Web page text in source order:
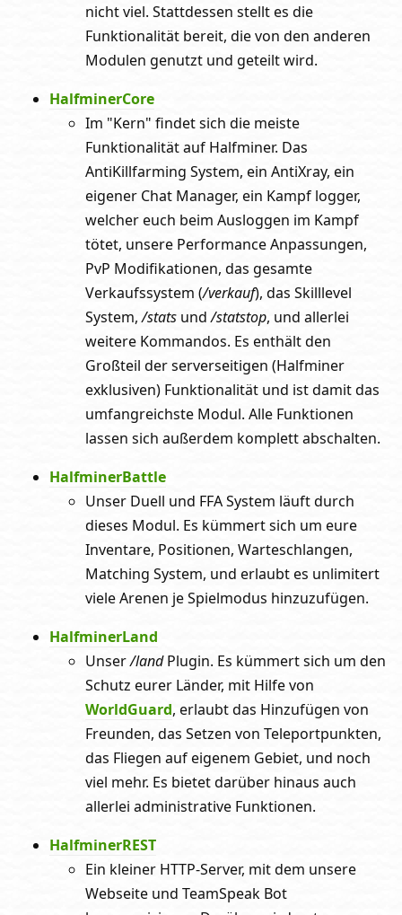
nicht viel. Stattdessen stellt es die
Funktionalität bereit, die von den anderen
Modulen genutzt und geteilt wird.
HalfminerCore
Im "Kern" findet sich die meiste
Funktionalität auf Halfminer. Das
AntiKillfarming System, ein AntiXray, ein
eigener Chat Manager, ein Kampf logger,
welcher euch beim Ausloggen im Kampf
tötet, unsere Performance Anpassungen,
PvP Modifikationen, das gesamte
Verkaufssystem (/verkauf), das Skilllevel
System,/stats und/statstop, und allerlei
weitere Kommandos. Es enthält den
Großteil der serverseitigen (Halfminer
exklusiven) Funktionalität und ist damit das
umfangreichste Modul. Alle Funktionen
lassen sich außerdem komplett abschalten.
HalfminerBattle
Unser Duell und FFA System läuft durch
dieses Modul. Es kümmert sich um eure
Inventare, Positionen, Warteschlangen,
Matching System, und erlaubt es unlimitert
viele Arenen je Spielmodus hinzuzufügen.
HalfminerLand
Unser/landPlugin. Es kümmert sich um den
Schutz eurer Länder, mit Hilfe von
WorldGuard, erlaubt das Hinzufügen von
Freunden, das Setzen von Teleportpunkten,
das Fliegen auf eigenem Gebiet, und noch
viel mehr. Es bietet darüber hinaus auch
allerlei administrative Funktionen.
HalfminerREST
Ein kleiner HTTP-Server, mit dem unsere
Webseite und TeamSpeak Bot